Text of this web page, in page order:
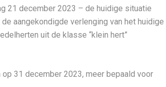
21 december 2023 – de huidige situatie
aangekondigde verlenging van het huidige
uit de klasse “klein hert”
31 december 2023, meer bepaald voor